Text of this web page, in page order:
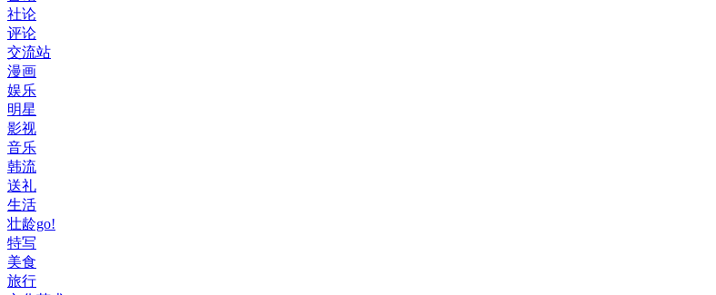
社论
评论
交流站
漫画
娱乐
明星
影视
音乐
韩流
送礼
生活
壮龄go!
特写
美食
旅行